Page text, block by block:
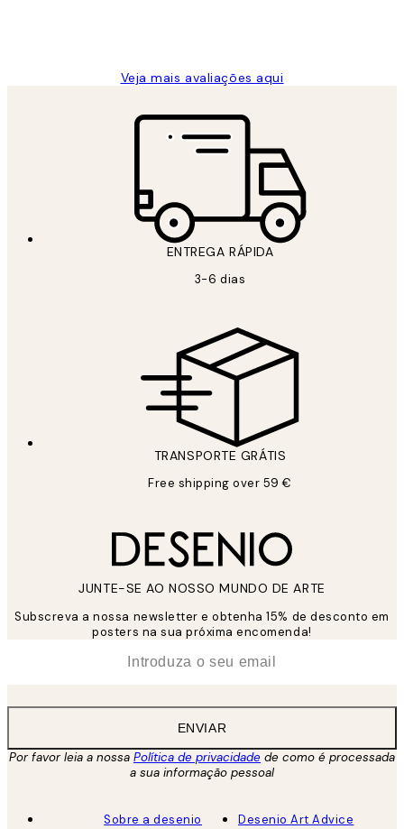
Veja mais avaliações aqui
ENTREGA RÁPIDA
3-6 dias
TRANSPORTE GRÁTIS
Free shipping over 59 €
JUNTE-SE AO NOSSO MUNDO DE ARTE
Subscreva a nossa newsletter e obtenha 15% de desconto em
posters na sua próxima encomenda!
ENVIAR
Por favor leia a nossa Política de privacidade de como é processada
a sua informação pessoal
Sobre a desenio
Desenio Art Advice